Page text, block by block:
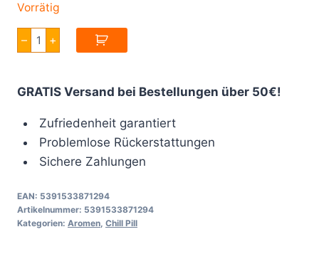
Vorrätig
–
Chill
Pill
Sex
Melons
Menge
+
GRATIS Versand bei Bestellungen über 50€!
Zufriedenheit garantiert
Problemlose Rückerstattungen
Sichere Zahlungen
EAN: 5391533871294
Artikelnummer: 5391533871294
Kategorien: Aromen, Chill Pill